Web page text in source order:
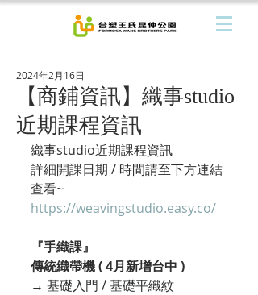
【商鋪資訊】織事studio
近期課程資訊
2024年2月16日
織事studio近期課程資訊
詳細開課日期 / 時間請至下方連結
查看~
https://weavingstudio.easy.co/
『手織課』
傳統織帶機 ( 4月新增台中 )
→ 基礎入門 / 基礎平織紋